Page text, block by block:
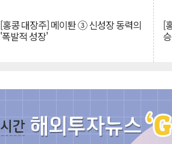
[홍콩 대장주] 메이퇀 ③ 신성장 동력의
'폭발적 성장'
[